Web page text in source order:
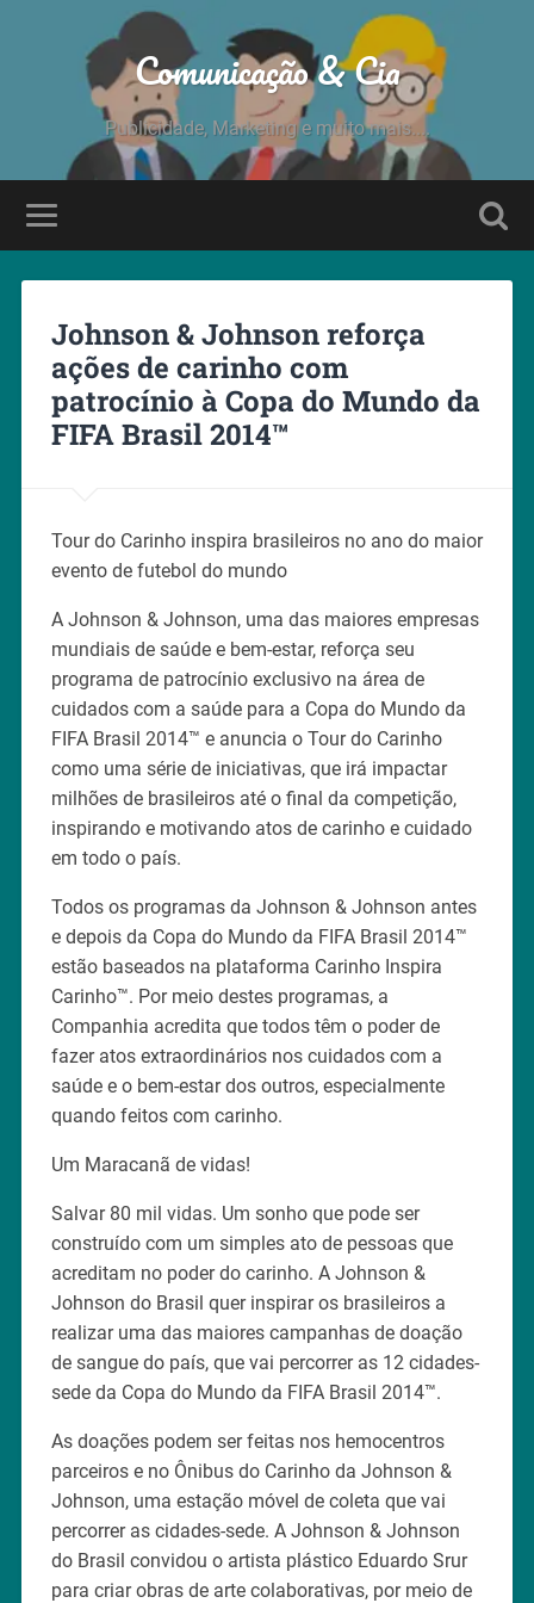
Comunicação & Cia
Publicidade, Marketing e muito mais....
Johnson & Johnson reforça
ações de carinho com
patrocínio à Copa do Mundo da
FIFA Brasil 2014™
Tour do Carinho inspira brasileiros no ano do maior
evento de futebol do mundo
A Johnson & Johnson, uma das maiores empresas
mundiais de saúde e bem-estar, reforça seu
programa de patrocínio exclusivo na área de
cuidados com a saúde para a Copa do Mundo da
FIFA Brasil 2014™ e anuncia o Tour do Carinho
como uma série de iniciativas, que irá impactar
milhões de brasileiros até o final da competição,
inspirando e motivando atos de carinho e cuidado
em todo o país.
Todos os programas da Johnson & Johnson antes
e depois da Copa do Mundo da FIFA Brasil 2014™
estão baseados na plataforma Carinho Inspira
Carinho™. Por meio destes programas, a
Companhia acredita que todos têm o poder de
fazer atos extraordinários nos cuidados com a
saúde e o bem-estar dos outros, especialmente
quando feitos com carinho.
Um Maracanã de vidas!
Salvar 80 mil vidas. Um sonho que pode ser
construído com um simples ato de pessoas que
acreditam no poder do carinho. A Johnson &
Johnson do Brasil quer inspirar os brasileiros a
realizar uma das maiores campanhas de doação
de sangue do país, que vai percorrer as 12 cidades-
sede da Copa do Mundo da FIFA Brasil 2014™.
As doações podem ser feitas nos hemocentros
parceiros e no Ônibus do Carinho da Johnson &
Johnson, uma estação móvel de coleta que vai
percorrer as cidades-sede. A Johnson & Johnson
do Brasil convidou o artista plástico Eduardo Srur
para criar obras de arte colaborativas, por meio de